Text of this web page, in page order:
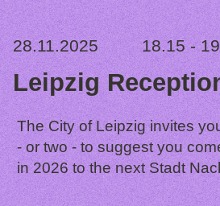
28.11.2025 18.15 -
Leipzig
The City of Leipzig invites
- or two - to suggest you
in 2026 to the next Stadt